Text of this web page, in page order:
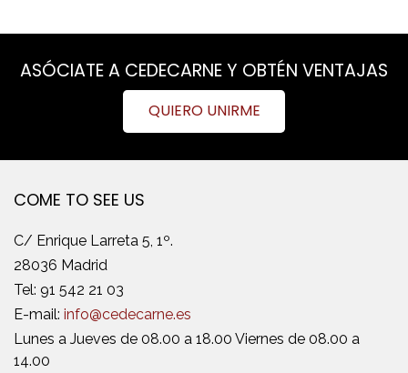
ASÓCIATE A CEDECARNE Y OBTÉN VENTAJAS
QUIERO UNIRME
COME TO SEE US
C/ Enrique Larreta 5, 1º.
28036 Madrid
Tel: 91 542 21 03
E-mail: info@cedecarne.es
Lunes a Jueves de 08.00 a 18.00 Viernes de 08.00 a
14.00